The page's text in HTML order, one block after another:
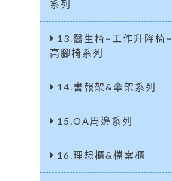
系列
13.醫生椅~工作升降椅~
高腳椅系列
14.書報架&傘架系列
15.OA周邊系列
16.理想櫃&檔案櫃